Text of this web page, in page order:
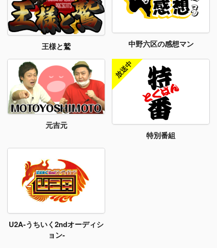
王様と鷲 中野六区の感想マン
元吉元
特別番組
U2A-うちいく2ndオーディシ
ョン-